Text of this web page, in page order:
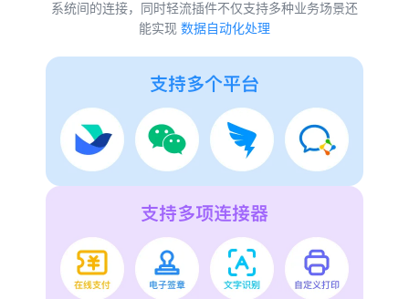
系统间的连接，同时轻流插件不仅支持多种业务场景还
能实现 数据自动化处理